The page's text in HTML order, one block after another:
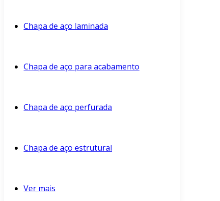
Chapa de aço laminada
Chapa de aço para acabamento
Chapa de aço perfurada
Chapa de aço estrutural
Ver mais